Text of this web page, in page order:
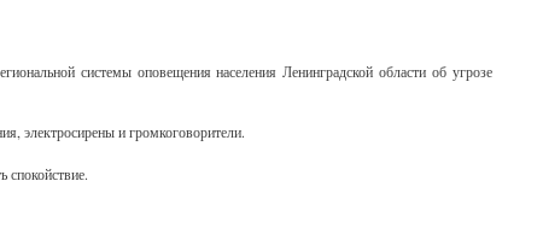
системы оповещения населения Ленинградской области об угрозе
электросирены и громкоговорители.
спокойствие.